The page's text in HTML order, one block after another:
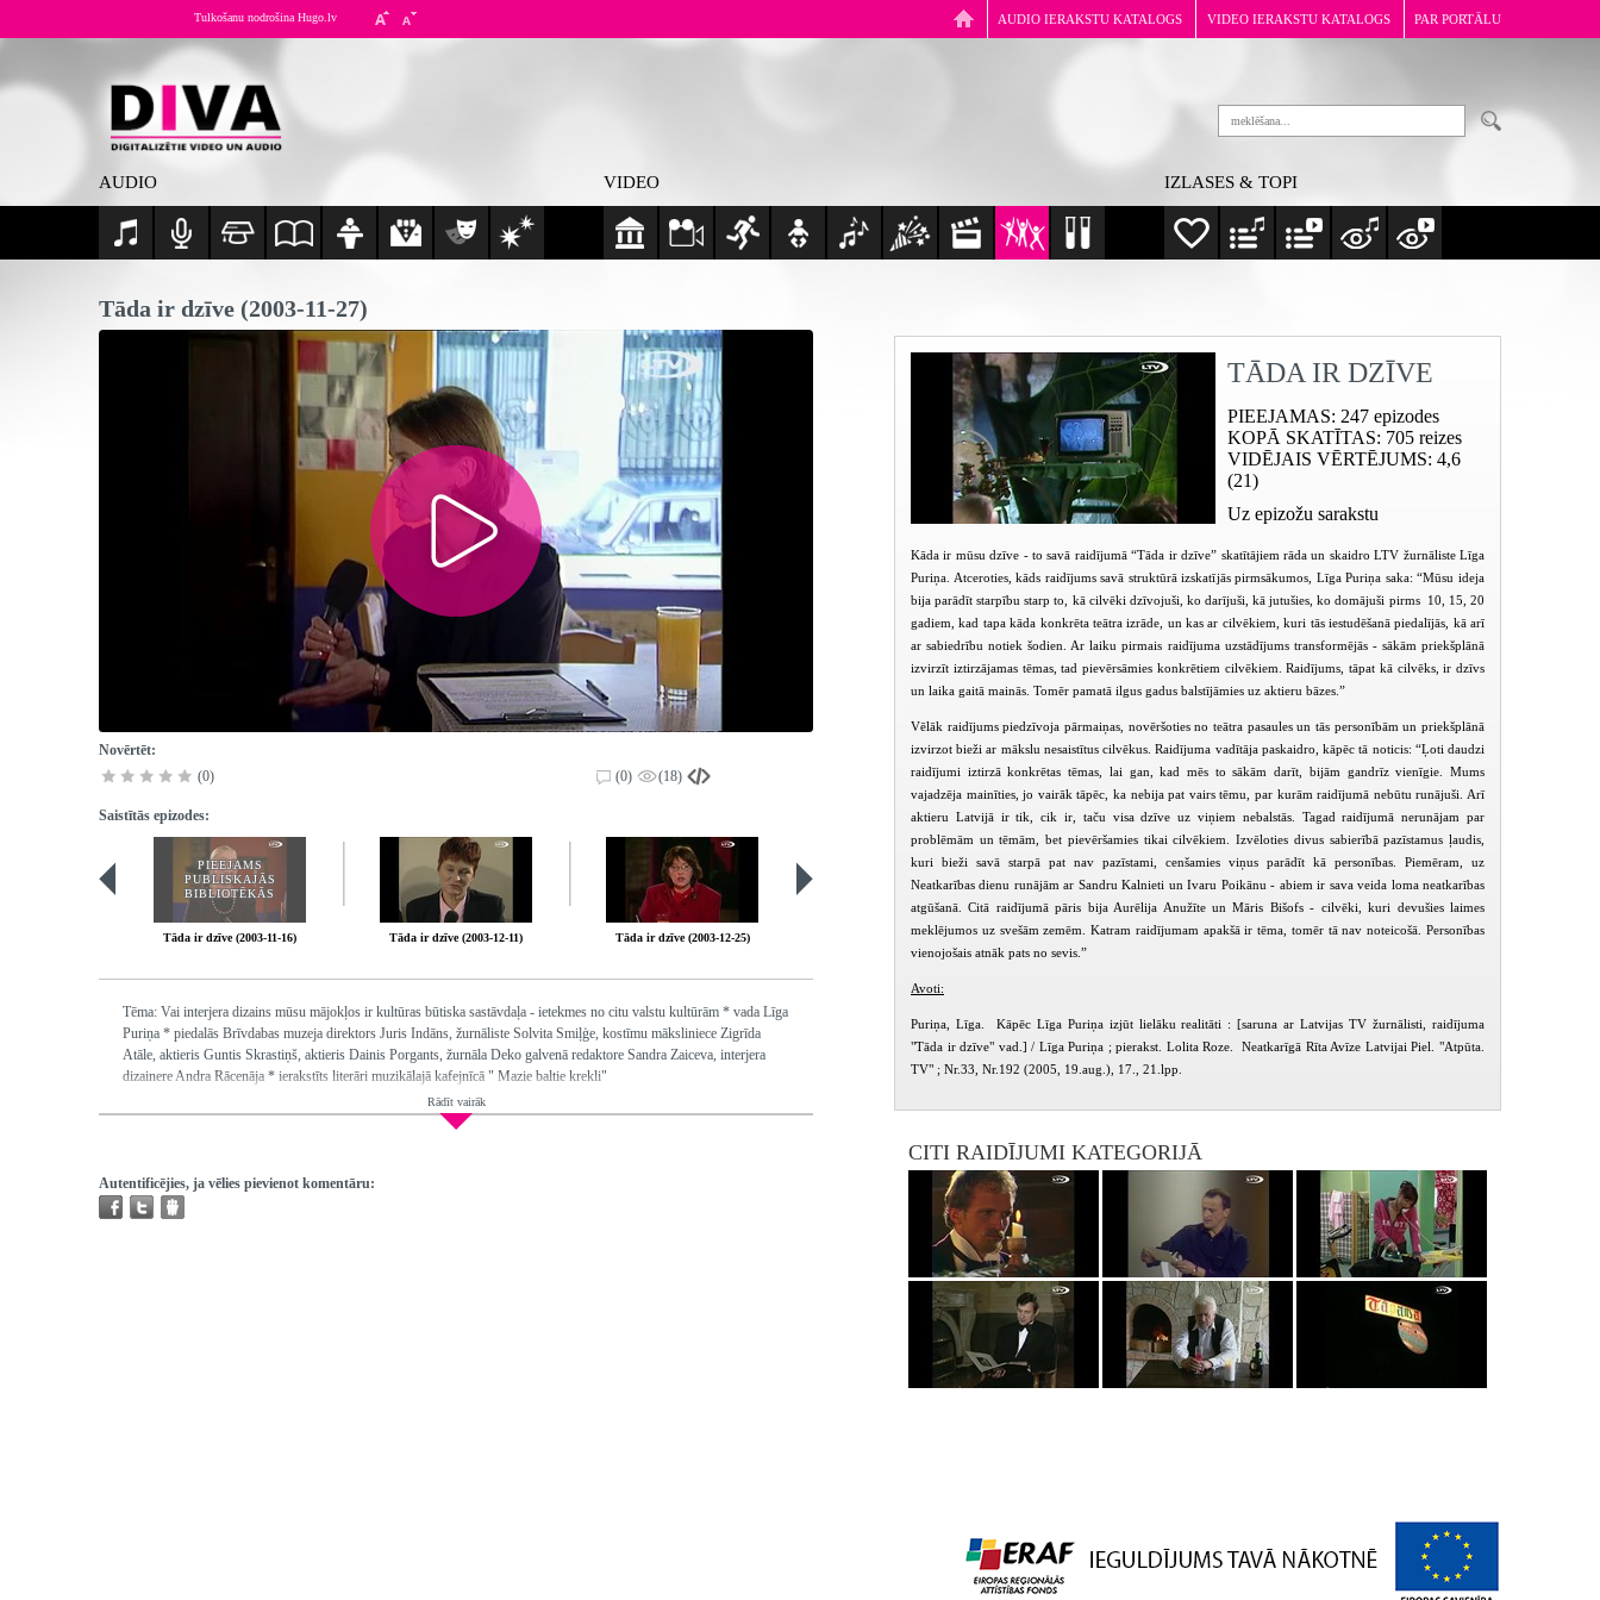
AUDIO IERAKSTU KATALOGS VIDEO IERAKSTU KATALOGS PAR PORTĀLU
Tulkošanu nodrošina Hugo.lv
AUDIO VIDEO IZLASES & TOPI
Tāda ir dzīve (2003-11-27)
Novērtēt:
(0)
(0) (18)
Saistītās epizodes:
PIEEJAMS
PUBLISKAJĀS
BIBLIOTĒKĀS
Tāda ir dzīve (2003-11-16) Tāda ir dzīve (2003-12-11) Tāda ir dzīve (2003-12-25) Tāda ir dzīve (2004)
PIEEJAMS
PUBLISKAJĀS
BIBLIOTĒKĀS
Tāda ir dzīve (2004)
PIEEJAMS
PUBLISKAJĀS
BIBLIOTĒKĀS
Tāda ir dzīve (2004-01-22)
Tēma: Vai interjera dizains mūsu mājokļos ir kultūras būtiska sastāvdaļa - ietekmes no citu valstu kultūrām * vada Līga
Puriņa * piedalās Brīvdabas muzeja direktors Juris Indāns, žurnāliste Solvita Smiļģe, kostīmu māksliniece Zigrīda
Atāle, aktieris Guntis Skrastiņš, aktieris Dainis Porgants, žurnāla Deko galvenā redaktore Sandra Zaiceva, interjera
dizainere Andra Rācenāja * ierakstīts literāri muzikālajā kafejnīcā " Mazie baltie krekli"
Ētera datumi:2003-11-27
Producents: Dumpe Daina
Režisors:Gorodecka Inta
Redaktors:
Rādīt vairāk
Autentificējies, ja vēlies pievienot komentāru:
TĀDA IR DZĪVE
PIEEJAMAS: 247 epizodes
KOPĀ SKATĪTAS: 705 reizes
VIDĒJAIS VĒRTĒJUMS: 4,6
(21)
Uz epizožu sarakstu
Kāda ir mūsu dzīve - to savā raidījumā “Tāda ir dzīve” skatītājiem rāda un skaidro LTV žurnāliste Līga
Puriņa. Atceroties, kāds raidījums savā struktūrā izskatījās pirmsākumos, Līga Puriņa saka: “Mūsu ideja
bija parādīt starpību starp to, kā cilvēki dzīvojuši, ko darījuši, kā jutušies, ko domājuši pirms 10, 15, 20
gadiem, kad tapa kāda konkrēta teātra izrāde, un kas ar cilvēkiem, kuri tās iestudēšanā piedalījās, kā arī
ar sabiedrību notiek šodien. Ar laiku pirmais raidījuma uzstādījums transformējās - sākām priekšplānā
izvirzīt iztirzājamas tēmas, tad pievērsāmies konkrētiem cilvēkiem. Raidījums, tāpat kā cilvēks, ir dzīvs
un laika gaitā mainās. Tomēr pamatā ilgus gadus balstījāmies uz aktieru bāzes.”
Vēlāk raidījums piedzīvoja pārmaiņas, novēršoties no teātra pasaules un tās personībām un priekšplānā
izvirzot bieži ar mākslu nesaistītus cilvēkus. Raidījuma vadītāja paskaidro, kāpēc tā noticis: “Ļoti daudzi
raidījumi iztirzā konkrētas tēmas, lai gan, kad mēs to sākām darīt, bijām gandrīz vienīgie. Mums
vajadzēja mainīties, jo vairāk tāpēc, ka nebija pat vairs tēmu, par kurām raidījumā nebūtu runājuši. Arī
aktieru Latvijā ir tik, cik ir, taču visa dzīve uz viņiem nebalstās. Tagad raidījumā nerunājam par
problēmām un tēmām, bet pievēršamies tikai cilvēkiem. Izvēloties divus sabierībā pazīstamus ļaudis,
kuri bieži savā starpā pat nav pazīstami, cenšamies viņus parādīt kā personības. Piemēram, uz
Neatkarības dienu runājām ar Sandru Kalnieti un Ivaru Poikānu - abiem ir sava veida loma neatkarības
atgūšanā. Citā raidījumā pāris bija Aurēlija Anužīte un Māris Bišofs - cilvēki, kuri devušies laimes
meklējumos uz svešām zemēm. Katram raidījumam apakšā ir tēma, tomēr tā nav noteicošā. Personības
vienojošais atnāk pats no sevis.”
Avoti:
Puriņa, Līga. Kāpēc Līga Puriņa izjūt lielāku realitāti : [saruna ar Latvijas TV žurnālisti, raidījuma
"Tāda ir dzīve" vad.] / Līga Puriņa ; pierakst. Lolita Roze. Neatkarīgā Rīta Avīze Latvijai Piel. "Atpūta.
TV" ; Nr.33, Nr.192 (2005, 19.aug.), 17., 21.lpp.
CITI RAIDĪJUMI KATEGORIJĀ